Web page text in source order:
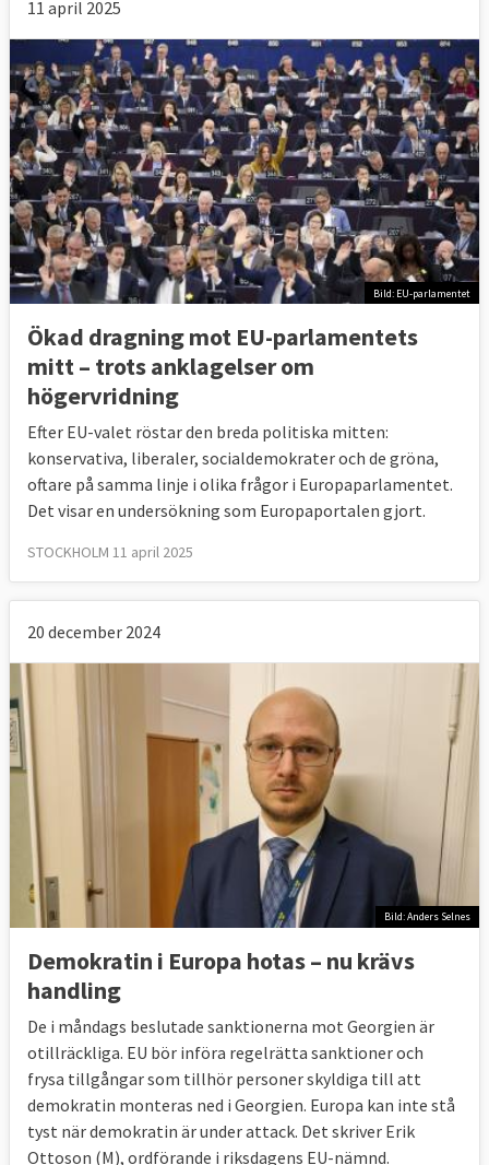
11 april 2025
Bild: EU-parlamentet
Ökad dragning mot EU-parlamentets
mitt – trots anklagelser om
högervridning
Efter EU-valet röstar den breda politiska mitten:
konservativa, liberaler, socialdemokrater och de gröna,
oftare på samma linje i olika frågor i Europaparlamentet.
Det visar en undersökning som Europaportalen gjort.
STOCKHOLM 11 april 2025
20 december 2024
Bild: Anders Selnes
Demokratin i Europa hotas – nu krävs
handling
De i måndags beslutade sanktionerna mot Georgien är
otillräckliga. EU bör införa regelrätta sanktioner och
frysa tillgångar som tillhör personer skyldiga till att
demokratin monteras ned i Georgien. Europa kan inte stå
tyst när demokratin är under attack. Det skriver Erik
Ottoson (M), ordförande i riksdagens EU-nämnd.